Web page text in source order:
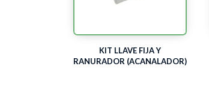
KIT LLAVE FIJA Y
RANURADOR (ACANALADOR)